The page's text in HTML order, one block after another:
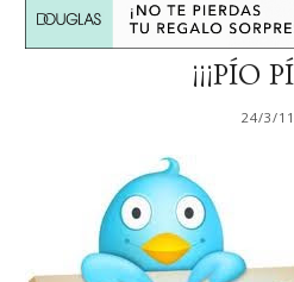
¡¡¡PÍO
24/3/11